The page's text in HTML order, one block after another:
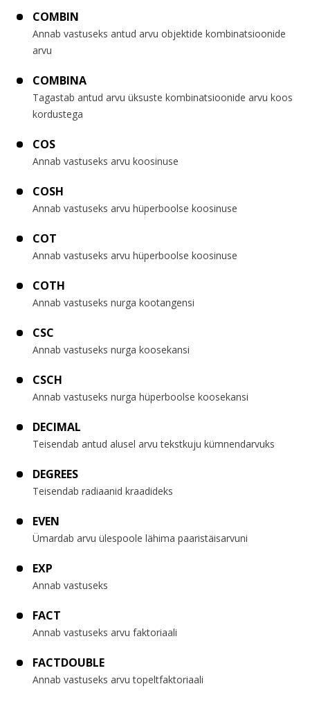
COMBIN
Annab vastuseks antud arvu objektide kombinatsioonide
arvu
COMBINA
Tagastab antud arvu üksuste kombinatsioonide arvu koos
kordustega
COS
Annab vastuseks arvu koosinuse
COSH
Annab vastuseks arvu hüperboolse koosinuse
COT
Annab vastuseks arvu hüperboolse koosinuse
COTH
Annab vastuseks nurga kootangensi
CSC
Annab vastuseks nurga koosekansi
CSCH
Annab vastuseks nurga hüperboolse koosekansi
DECIMAL
Teisendab antud alusel arvu tekstkuju kümnendarvuks
DEGREES
Teisendab radiaanid kraadideks
EVEN
Ümardab arvu ülespoole lähima paaristäisarvuni
EXP
Annab vastuseks
FACT
Annab vastuseks arvu faktoriaali
FACTDOUBLE
Annab vastuseks arvu topeltfaktoriaali